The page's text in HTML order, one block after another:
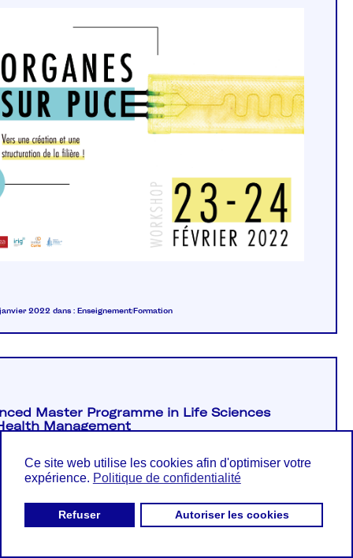
Ce site web utilise les cookies afin d'optimiser votre
expérience. Politique de confidentialité
Refuser Autoriser les cookies
2022 dans : Enseignement/Formation
Master Programme in Life Sciences
Management
deux nouvelles spécialisations permettant à ses
d’acquérir des compétences hybrides...
APIL, Advanced Master Programme in Life
avec l’Institut Pasteur...